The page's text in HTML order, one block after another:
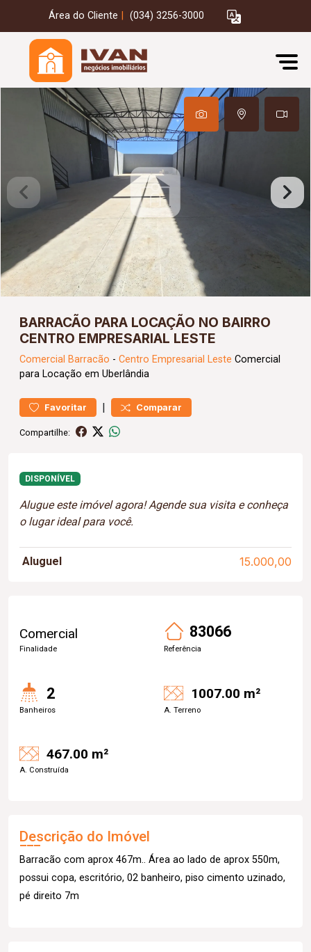
Área do Cliente (034) 3256-3000
BARRACÃO PARA LOCAÇÃO NO BAIRRO
CENTRO EMPRESARIAL LESTE
Comercial Barracão - Centro Empresarial Leste Comercial
para Locação em Uberlândia
Favoritar | Comparar
Compartilhe:
DISPONÍVEL
Alugue este imóvel agora! Agende sua visita e conheça
o lugar ideal para você.
Aluguel 15.000,00
Comercial
Finalidade
83066
Referência
2
Banheiros
1007.00 m²
A. Terreno
467.00 m²
A. Construída
Descrição do Imóvel
Barracão com aprox 467m.. Área ao lado de aprox 550m,
possui copa, escritório, 02 banheiro, piso cimento uzinado,
pé direito 7m